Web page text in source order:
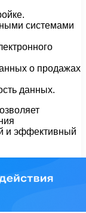
системами
о продажах
данных.
и эффективный